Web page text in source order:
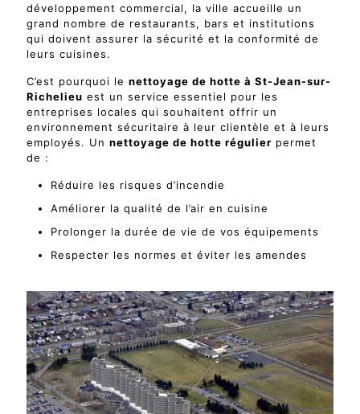
développement commercial, la ville accueille un
grand nombre de restaurants, bars et institutions
qui doivent assurer la sécurité et la conformité de
leurs cuisines.
C’est pourquoi le nettoyage de hotte à St-Jean-sur-
Richelieu est un service essentiel pour les
entreprises locales qui souhaitent offrir un
environnement sécuritaire à leur clientèle et à leurs
employés. Un nettoyage de hotte régulier permet
de :
Réduire les risques d’incendie
Améliorer la qualité de l’air en cuisine
Prolonger la durée de vie de vos équipements
Respecter les normes et éviter les amendes